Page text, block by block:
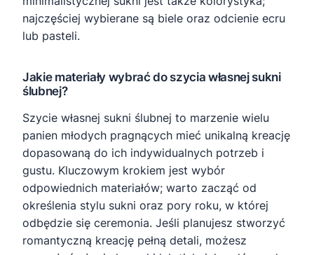
najczęściej wybierane są biele oraz odcienie ecru
lub pasteli.
Jakie materiały wybrać do szycia własnej sukni
ślubnej?
Szycie własnej sukni ślubnej to marzenie wielu
panien młodych pragnących mieć unikalną kreację
dopasowaną do ich indywidualnych potrzeb i
gustu. Kluczowym krokiem jest wybór
odpowiednich materiałów; warto zacząć od
określenia stylu sukni oraz pory roku, w której
odbędzie się ceremonia. Jeśli planujesz stworzyć
romantyczną kreację pełną detali, możesz